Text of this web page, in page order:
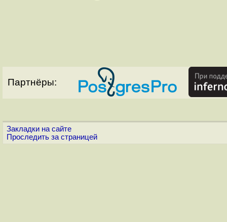
Партнёры:
Закладки на сайте
Проследить за страницей